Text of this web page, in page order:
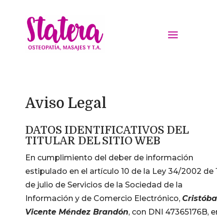
Aviso Legal
DATOS IDENTIFICATIVOS DEL
TITULAR DEL SITIO WEB
En cumplimiento del deber de información
estipulado en el artículo 10 de la Ley 34/2002 de
de julio de Servicios de la Sociedad de la
Información y de Comercio Electrónico,
Vicente Méndez Brandón, con DNI 47365176B,